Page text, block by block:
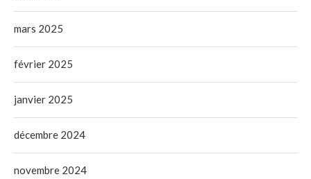
mars 2025
février 2025
janvier 2025
décembre 2024
novembre 2024